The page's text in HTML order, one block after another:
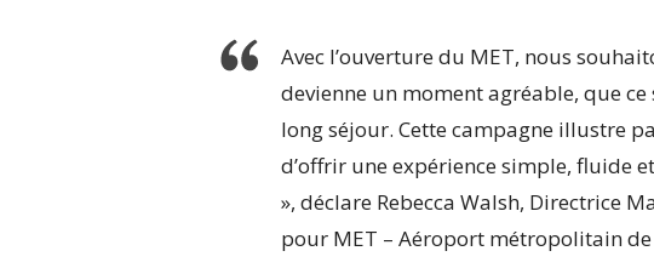
Avec l’ouverture du MET, nous
devienne un moment agréable, que
long séjour. Cette campagne illustre
d’offrir une expérience simple, fluide
», déclare Rebecca Walsh, Directrice
pour MET – Aéroport métropolitain